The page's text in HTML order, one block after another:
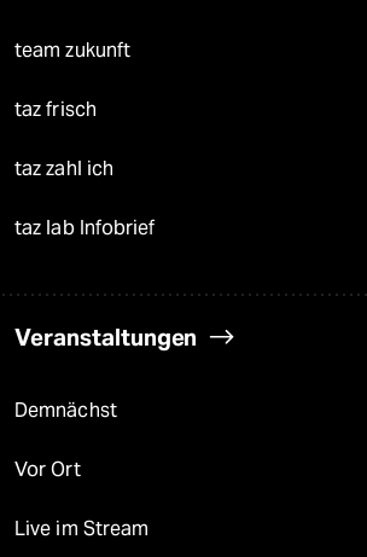
team zukunft
taz frisch
taz zahl ich
taz lab Infobrief
Veranstaltungen
Demnächst
Vor Ort
Live im Stream